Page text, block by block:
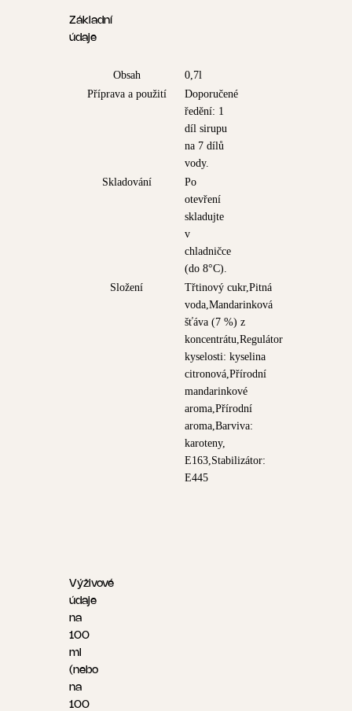
Základní
údaje
Obsah
0,7l
Příprava a použití
Doporučené
ředění: 1
díl sirupu
na 7 dílů
vody.
Skladování
Po
otevření
skladujte
v
chladničce
(do 8°C).
Složení
Třtinový cukr,Pitná
voda,Mandarinková
šťáva (7 %) z
koncentrátu,Regulátor
kyselosti: kyselina
citronová,Přírodní
mandarinkové
aroma,Přírodní
aroma,Barviva:
karoteny,
E163,Stabilizátor:
E445
Výživové
údaje
na
100
ml
(nebo
na
100